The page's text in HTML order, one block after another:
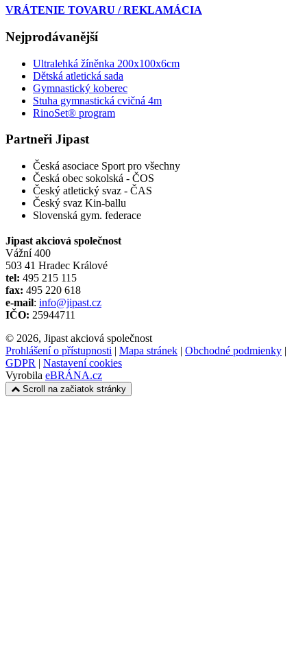
VRÁTENIE TOVARU / REKLAMÁCIA
Nejprodávanější
Ultralehká žíněnka 200x100x6cm
Dětská atletická sada
Gymnastický koberec
Stuha gymnastická cvičná 4m
RinoSet® program
Partneři Jipast
Česká asociace Sport pro všechny
Česká obec sokolská - ČOS
Český atletický svaz - ČAS
Český svaz Kin-ballu
Slovenská gym. federace
Jipast akciová společnost
Vážní 400
503 41 Hradec Králové
tel: 495 215 115
fax: 495 220 618
e-mail: info@jipast.cz
IČO: 25944711
© 2026, Jipast akciová společnost
Prohlášení o přístupnosti | Mapa stránek | Obchodné podmienky |
GDPR | Nastavení cookies
Vyrobila eBRÁNA.cz
Scroll na začiatok stránky